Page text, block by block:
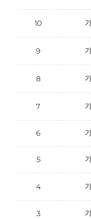
10
9
8
7
6
5
4
3